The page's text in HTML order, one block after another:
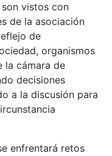
vistos con
de la asociación
de
organismos
la cámara de
decisiones
a la discusión para
enfrentará retos